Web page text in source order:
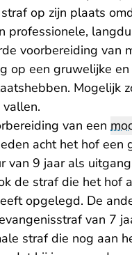
op zijn plaats
professionele,
voorbereiding van
op een gruwelijke
Mogelijk
van een
acht het hof een
van 9 jaar als
de straf die het hof
opgelegd. De
van 7
straf die nog aan